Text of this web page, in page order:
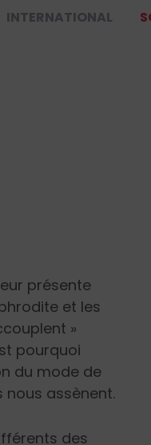
INTERNATIONAL
présente
et les
»
pourquoi
du mode de
assènent.
des